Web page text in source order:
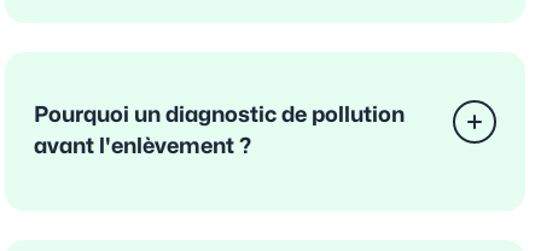
Pourquoi un diagnostic de pollution
avant l'enlèvement ?